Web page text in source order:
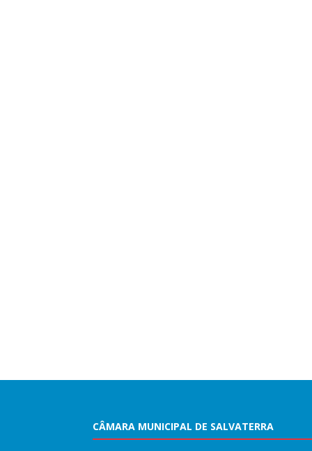
CÂMARA MUNICIPAL DE SALVATERRA